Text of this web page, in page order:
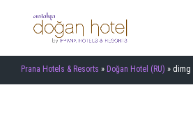
Prana Hotels & Resorts » Doğan Hotel (RU) » dimg